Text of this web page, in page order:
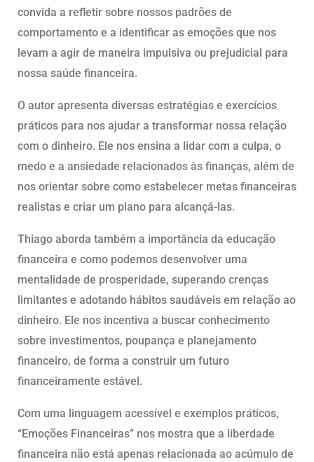
convida a refletir sobre nossos padrões de
comportamento e a identificar as emoções que nos
levam a agir de maneira impulsiva ou prejudicial para
nossa saúde financeira.
O autor apresenta diversas estratégias e exercícios
práticos para nos ajudar a transformar nossa relação
com o dinheiro. Ele nos ensina a lidar com a culpa, o
medo e a ansiedade relacionados às finanças, além de
nos orientar sobre como estabelecer metas financeiras
realistas e criar um plano para alcançá-las.
Thiago aborda também a importância da educação
financeira e como podemos desenvolver uma
mentalidade de prosperidade, superando crenças
limitantes e adotando hábitos saudáveis em relação ao
dinheiro. Ele nos incentiva a buscar conhecimento
sobre investimentos, poupança e planejamento
financeiro, de forma a construir um futuro
financeiramente estável.
Com uma linguagem acessível e exemplos práticos,
“Emoções Financeiras” nos mostra que a liberdade
financeira não está apenas relacionada ao acúmulo de